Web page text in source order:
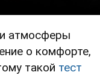
атмосферы
о комфорте,
такой тест